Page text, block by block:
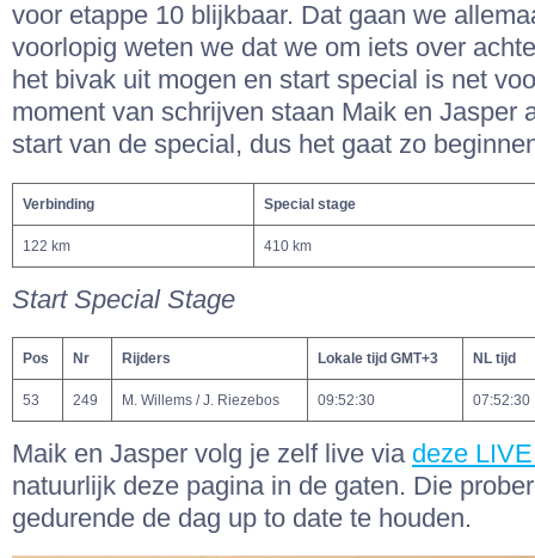
voor etappe 10 blijkbaar. Dat gaan we
voorlopig weten we dat we om iets over
het bivak uit mogen en start special is net
moment van schrijven staan Maik en Jasper
start van de special, dus het gaat zo
Verbinding Special stage
122 km 410 km
Start Special Stage
Pos Nr Rijders Lokale tijd GMT+3 NL tijd
53 249 M. Willems / J. Riezebos 09:52:30 07:52:30
Maik en Jasper volg je zelf live via deze
natuurlijk deze pagina in de gaten. Die
gedurende de dag up to date te houden.